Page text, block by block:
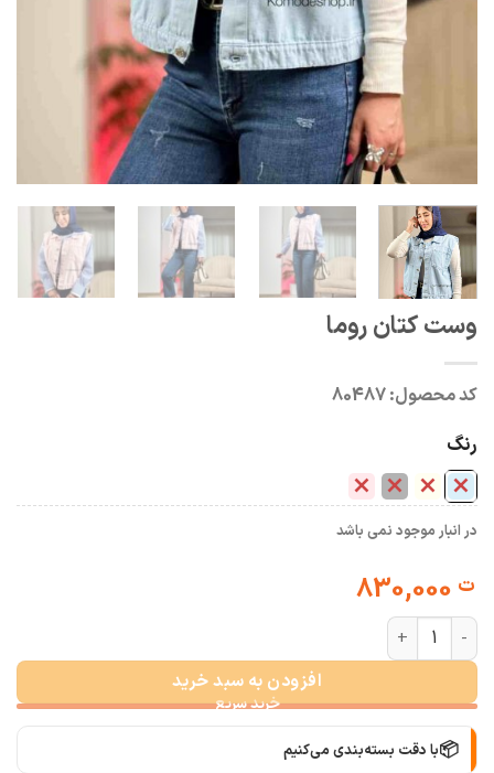
وست کتان روما
کد محصول:80487
رنگ
در انبار موجود نمی باشد
ت830,000
وست کتان روما عدد
افزودن به سبد خرید
📦با دقت بسته‌بندی می‌کنیم